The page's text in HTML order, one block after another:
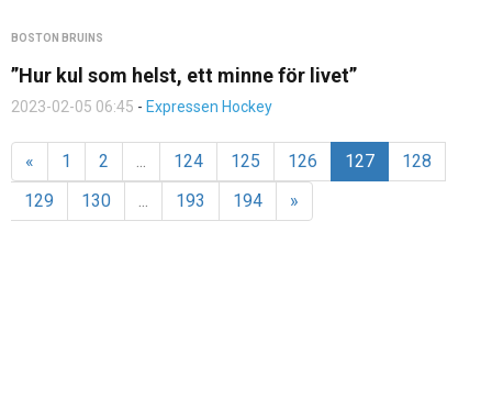
BOSTON BRUINS
”Hur kul som helst, ett minne för livet”
2023-02-05 06:45 - Expressen Hockey
« 1 2 ... 124 125 126 127
128
129
130 ... 193 194 »